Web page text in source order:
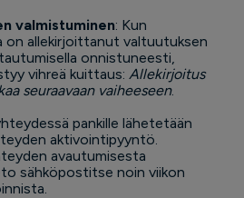
valmistuminen: Kun
on allekirjoittanut valtuutuksen
onnistuneesti,
vihreä kuittaus: Allekirjoitus
seuraavaan vaiheeseen.
pankille lähetetään
aktivointipyyntö.
avautumisesta
sähköpostitse noin viikon